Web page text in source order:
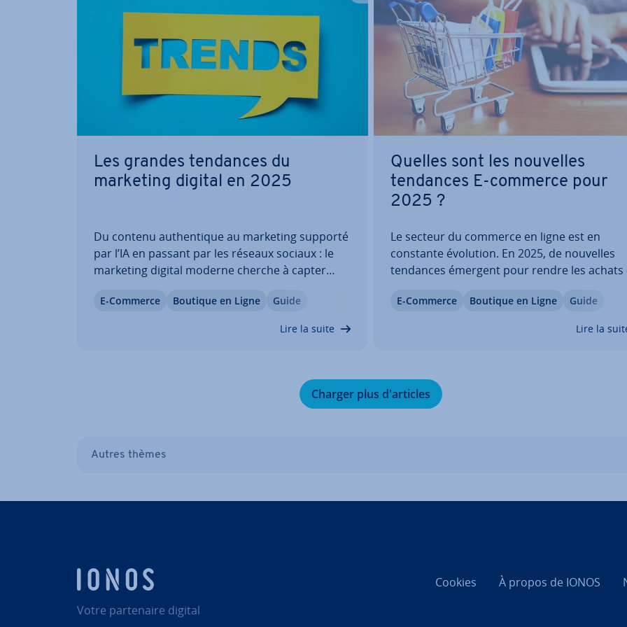
Les grandes tendances du
marketing digital en 2025
Du contenu au­then­tique au marketing supporté
par l’IA en passant par les réseaux sociaux : le
marketing digital moderne cherche à capter
pourquoi les en­tre­prises s’efforcent de rester à
E-Commerce Boutique en Ligne Guide
Lire la suite
Quelles sont les nouvelles
tendances E-commerce pour
2025 ?
Le secteur du commerce en ligne est en
constante évolution. En 2025, de nouvelles
tendances émergent pour rendre les achats
s’adapter aux demandes des con­som­ma­teurs.
E-Commerce Boutique en Ligne Guide
Lire la
Charger plus d'ar­ticles
Autres thèmes
Votre par­te­naire digital
Cookies À propos de IONOS